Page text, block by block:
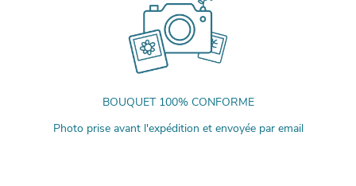
BOUQUET 100% CONFORME
Photo prise avant l'expédition et envoyée par email